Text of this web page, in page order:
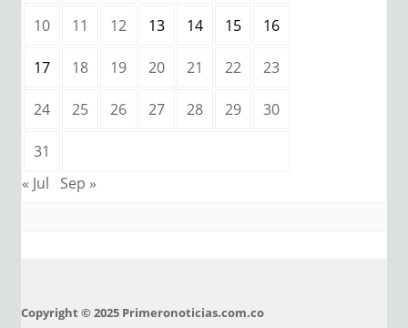
10 11 12 13 14 15 16
17 18 19 20 21 22 23
24 25 26 27 28 29 30
31
« Jul
Sep »
Copyright © 2025 Primeronoticias.com.co